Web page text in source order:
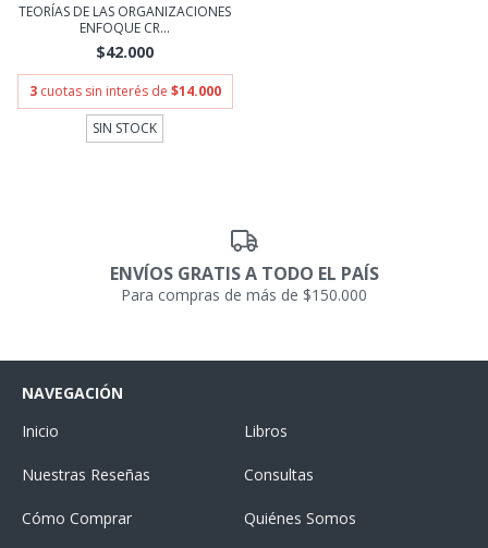
TEORÍAS DE LAS ORGANIZACIONES
ENFOQUE CR...
$42.000
3 cuotas sin interés de $14.000
SIN STOCK
ENVÍOS GRATIS A TODO EL PAÍS
Para compras de más de $150.000
NAVEGACIÓN
Inicio
Libros
Nuestras Reseñas Consultas
Cómo Comprar Quiénes Somos